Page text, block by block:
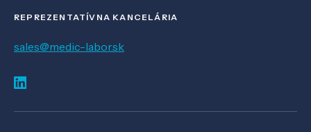
REPREZENTATÍVNA KANCELÁRIA
sales@medic-labor.sk